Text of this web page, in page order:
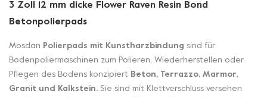
3 Zoll 12 mm dicke Flower Raven Resin Bond
Betonpolierpads
Mosdan Polierpads mit Kunstharzbindung sind für
Bodenpoliermaschinen zum Polieren, Wiederherstellen oder
Pflegen des Bodens konzipiert
Beton, Terrazzo, Marmor,
Granit und Kalkstein. Sie sind mit Klettverschluss versehen